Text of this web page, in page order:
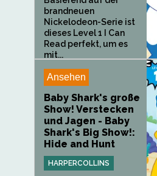
brandneuen
Nickelodeon-Serie ist
dieses Level 1 I Can
Read perfekt, um es
mit...
Ansehen
Baby Shark's große
Show! Verstecken
und Jagen - Baby
Shark's Big Show!:
Hide and Hunt
HARPERCOLLINS